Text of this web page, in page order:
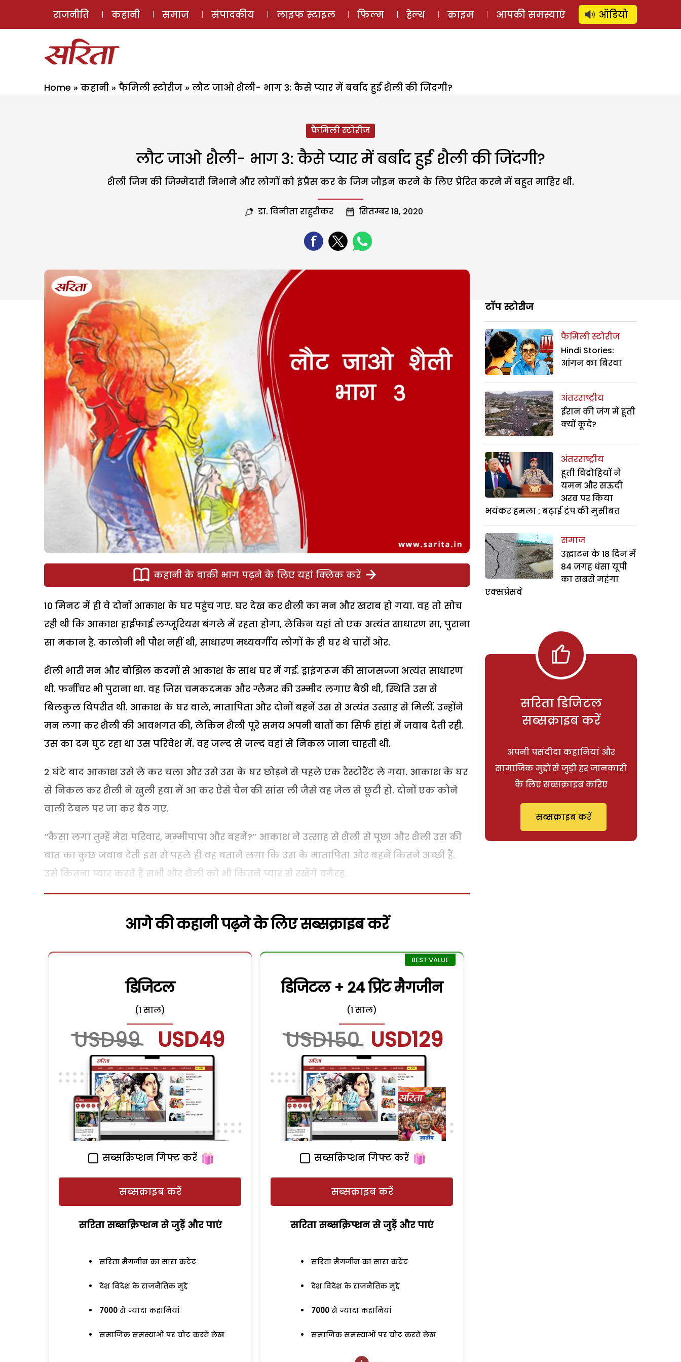
ई-मैगज़ीन ऑडियो स्टोरी लॉग इन ⚲ SUBSCRIBE
राजनीति कहानी समाज संपादकीय लाइफ स्टाइल फिल्म हेल्थ क्राइम आपकी समस्याएं ऑडियो
Home » कहानी » फैमिली स्टोरीज » लौट जाओ शैली- भाग 3: कैसे प्यार में बर्बाद हुई शैली की जिंदगी?
फैमिली स्टोरीज
लौट जाओ शैली- भाग 3: कैसे प्यार में बर्बाद हुई शैली की जिंदगी?
शैली जिम की जिम्मेदारी निभाने और लोगों को इंप्रैस कर के जिम जौइन करने के लिए प्रेरित करने में बहुत माहिर थी.
डा. विनीता राहुरीकर सितम्बर 18, 2020
कहानी के बाकी भाग पढ़ने के लिए यहां क्लिक करें
10 मिनट में ही वे दोनों आकाश के घर पहुंच गए. घर देख कर शैली का मन और खराब हो गया. वह तो सोच
रही थी कि आकाश हाईफाई लग्जूरियस बंगले में रहता होगा, लेकिन यहां तो एक अत्यंत साधारण सा, पुराना
सा मकान है. कालोनी भी पौश नहीं थी, साधारण मध्यवर्गीय लोगों के ही घर थे चारों ओर.
शैली भारी मन और बोझिल कदमों से आकाश के साथ घर में गई. ड्राइंगरूम की साजसज्जा अत्यंत साधारण
थी. फर्नीचर भी पुराना था. वह जिस चमकदमक और ग्लैमर की उम्मीद लगाए बैठी थी, स्थिति उस से
बिलकुल विपरीत थी. आकाश के घर वाले, मातापिता और दोनों बहनें उस से अत्यंत उत्साह से मिलीं. उन्होंने
मन लगा कर शैली की आवभगत की, लेकिन शैली पूरे समय अपनी बातों का सिर्फ हांहां में जवाब देती रही.
उस का दम घुट रहा था उस परिवेश में. वह जल्द से जल्द वहां से निकल जाना चाहती थी.
2 घंटे बाद आकाश उसे ले कर चला और उसे उस के घर छोड़ने से पहले एक रैस्टोरैंट ले गया. आकाश के घर
से निकल कर शैली ने खुली हवा में आ कर ऐसे चैन की सांस ली जैसे वह जेल से छूटी हो. दोनों एक कोने
वाली टेबल पर जा कर बैठ गए.
‘‘कैसा लगा तुम्हें मेरा परिवार, मम्मीपापा और बहनें?’’ आकाश ने उत्साह से शैली से पूछा और शैली उस की
बात का कुछ जवाब देती इस से पहले ही वह बताने लगा कि उस के मातापिता और बहनें कितने अच्छी हैं.
उसे कितना प्यार करते हैं सभी और शैली को भी कितने प्यार से रखेंगे वगैरह.
आगे की कहानी पढ़ने के लिए सब्सक्राइब करें
डिजिटल
(1 साल)
USD99 USD49
सब्सक्रिप्शन गिफ्ट करें
सब्सक्राइब करें
सरिता सब्सक्रिप्शन से जुड़ेें और पाएं
सरिता मैगजीन का सारा कंटेंट
देश विदेश के राजनैतिक मुद्दे
7000 से ज्यादा कहानियां
समाजिक समस्याओं पर चोट करते लेख
डिजिटल + 24 प्रिंट मैगजीन
(1 साल)
USD150 USD129
सब्सक्रिप्शन गिफ्ट करें
सब्सक्राइब करें
सरिता सब्सक्रिप्शन से जुड़ेें और पाएं
सरिता मैगजीन का सारा कंटेंट
देश विदेश के राजनैतिक मुद्दे
7000 से ज्यादा कहानियां
समाजिक समस्याओं पर चोट करते लेख
टॉप स्टोरीज
फैमिली स्टोरीज
Hindi Stories:
आंगन का बिरवा
अंतरराष्ट्रीय
ईरान की जंग में हूती
क्यों कूदे?
अंतरराष्ट्रीय
हूती विद्रोहियों ने
यमन और सऊदी
अरब पर किया
भयंकर हमला : बढ़ाई ट्रंप की मुसीबत
समाज
उद्घाटन के 18 दिन में
84 जगह धंसा यूपी
का सबसे महंगा
एक्सप्रेसवे
सरिता डिजिटल
सब्सक्राइब करें
अपनी पसंदीदा कहानियां और
सामाजिक मुद्दों से जुड़ी हर जानकारी
के लिए सब्सक्राइब करिए
सब्सक्राइब करें